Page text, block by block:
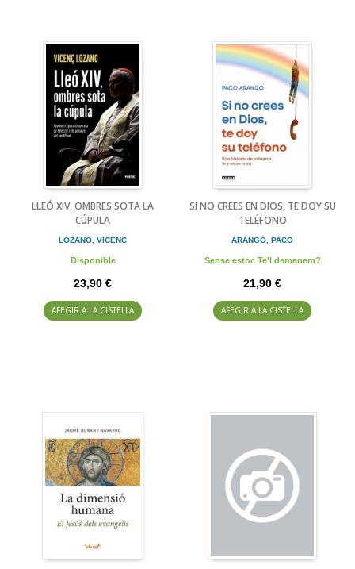
LLEÓ XIV, OMBRES SOTA LA
CÚPULA
LOZANO, VICENÇ
Disponible
23,90 €
AFEGIR A LA CISTELLA
SI NO CREES EN DIOS, TE DOY SU
TELÉFONO
ARANGO, PACO
Sense estoc Te'l demanem?
21,90 €
AFEGIR A LA CISTELLA